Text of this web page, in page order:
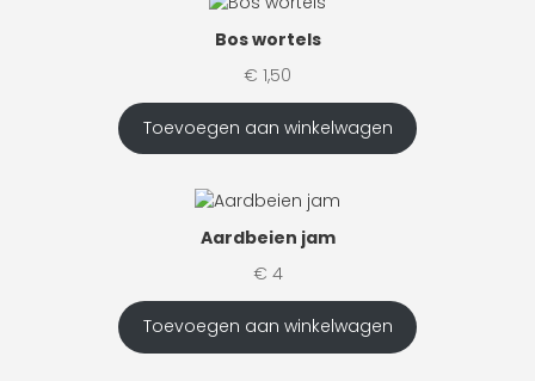
Bos wortels
€ 1,50
Toevoegen aan winkelwagen
Aardbeien jam
€ 4
Toevoegen aan winkelwagen